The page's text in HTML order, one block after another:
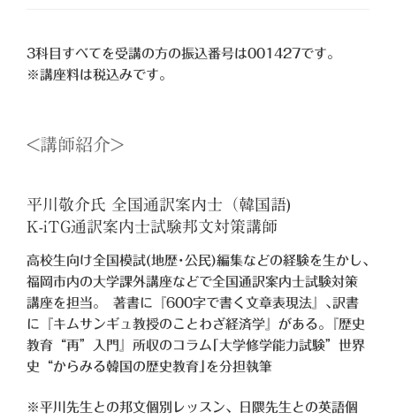
3科目すべてを受講の方の振込番号は001427です。
※講座料は税込みです。
<講師紹介>
平川敬介氏 全国通訳案内士（韓国語)
K-iTG通訳案内士試験邦文対策講師
高校生向け全国模試(地歴･公民)編集などの経験を生かし､
福岡市内の大学課外講座などで全国通訳案内士試験対策
講座を担当｡ 著書に『600字で書く文章表現法』､訳書
に『キムサンギュ教授のことわざ経済学』がある｡『歴史
教育“再”入門』所収のコラム｢大学修学能力試験”世界
史“からみる韓国の歴史教育｣を分担執筆
※平川先生との邦文個別レッスン、日隈先生との英語個